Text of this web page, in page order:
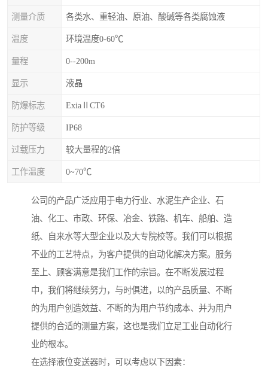
测量介质 各类水、重轻油、原油、酸碱等各类腐蚀液
温度 环境温度0-60℃
量程 0--200m
显示 液晶
防爆标志 ExiaⅡCT6
防护等级 IP68
过载压力 较大量程的2倍
工作温度 0~70℃
公司的产品广泛应用于电力行业、水泥生产企业、石
油、化工、市政、环保、冶金、铁路、机车、船舶、造
纸、自来水等大型企业以及大专院校等。我们可以根据
不业的工艺特点，为客户提供的自动化解决方案。服务
至上、顾客满意是我们工作的宗旨。在不断发展过程
中，我们将继续努力，与时俱进，以的产品质量、不断
的为用户创造效益、不断的为用户节约成本、并为用户
提供的合适的测量方案，这也是我们立足工业自动化行
业的根本。
在选择液位变送器时，可以考虑以下因素：